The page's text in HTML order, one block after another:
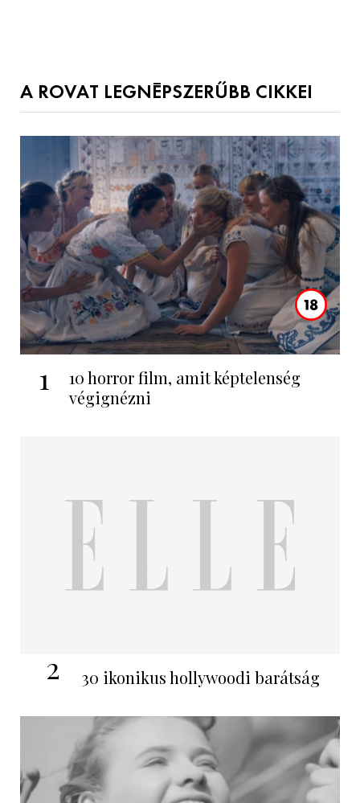
A ROVAT LEGNÉPSZERŰBB CIKKEI
1
10 horror film, amit képtelenség
végignézni
2 30 ikonikus hollywoodi barátság